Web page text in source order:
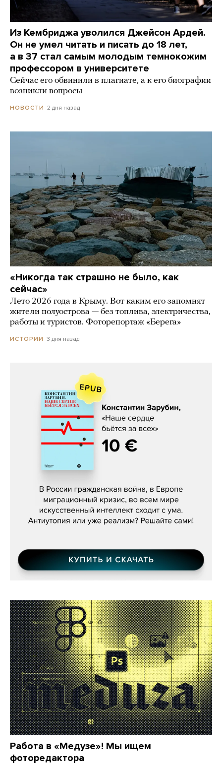
Из Кембриджа уволился Джейсон Ардей.
Он не умел читать и писать до 18 лет,
а в 37 стал самым молодым темнокожим
профессором в университете
Сейчас его обвинили в плагиате, а к его биографии
возникли вопросы
НОВОСТИ 2 дня назад
«Никогда так страшно не было, как
сейчас»
Лето 2026 года в Крыму. Вот каким его запомнят
жители полуострова — без топлива, электричества,
работы и туристов. Фоторепортаж «Берега»
ИСТОРИИ 3 дня назад
Константин Зарубин, «Наше сердце
Работа в «Медузе»! Мы ищем
фоторедактора